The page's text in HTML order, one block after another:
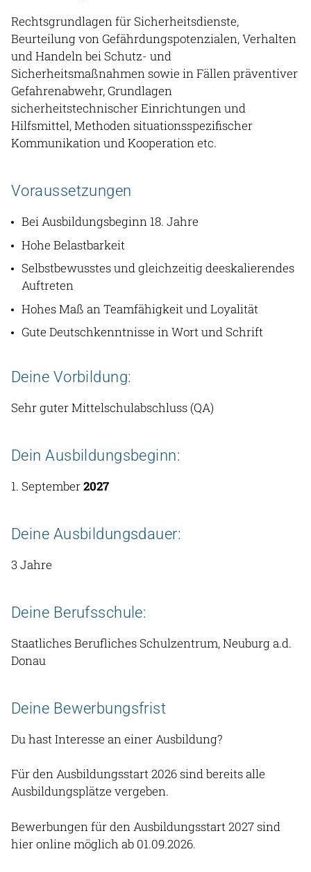
Rechtsgrundlagen für Sicherheitsdienste,
Beurteilung von Gefährdungspotenzialen, Verhalten
und Handeln bei Schutz- und
Sicherheitsmaßnahmen sowie in Fällen präventiver
Gefahrenabwehr, Grundlagen
sicherheitstechnischer Einrichtungen und
Hilfsmittel, Methoden situationsspezifischer
Kommunikation und Kooperation etc.
Voraussetzungen
Bei Ausbildungsbeginn 18. Jahre
Hohe Belastbarkeit
Selbstbewusstes und gleichzeitig deeskalierendes
Auftreten
Hohes Maß an Teamfähigkeit und Loyalität
Gute Deutschkenntnisse in Wort und Schrift
Deine Vorbildung:
Sehr guter Mittelschulabschluss (QA)
Dein Ausbildungsbeginn:
1. September2027
Deine Ausbildungsdauer:
3 Jahre
Deine Berufsschule:
Staatliches Berufliches Schulzentrum, Neuburg a.d.
Donau
Deine Bewerbungsfrist
Du hast Interesse an einer Ausbildung?
Für den Ausbildungsstart 2026 sind bereits alle
Ausbildungsplätze vergeben.
Bewerbungen für den Ausbildungsstart 2027 sind
hier online möglich ab 01.09.2026.